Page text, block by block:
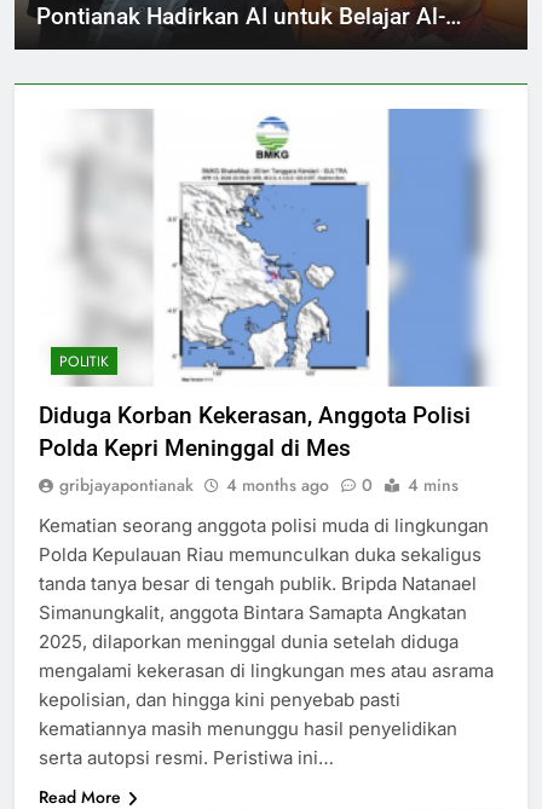
Pontianak Hadirkan AI untuk Belajar Al-
Quran
POLITIK
Diduga Korban Kekerasan, Anggota Polisi
Polda Kepri Meninggal di Mes
gribjayapontianak 4 months ago 0 4 mins
Kematian seorang anggota polisi muda di lingkungan
Polda Kepulauan Riau memunculkan duka sekaligus
tanda tanya besar di tengah publik. Bripda Natanael
Simanungkalit, anggota Bintara Samapta Angkatan
2025, dilaporkan meninggal dunia setelah diduga
mengalami kekerasan di lingkungan mes atau asrama
kepolisian, dan hingga kini penyebab pasti
kematiannya masih menunggu hasil penyelidikan
serta autopsi resmi. Peristiwa ini…
Read More